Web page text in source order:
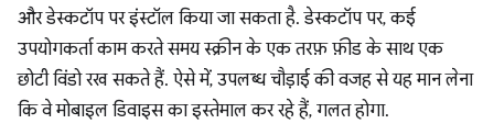
और डेस्कटॉप पर इंस्टॉल किया जा सकता है. डेस्कटॉप पर, कई
उपयोगकर्ता काम करते समय स्क्रीन के एक तरफ़ फ़ीड के साथ एक
छोटी विंडो रख सकते हैं. ऐसे में, उपलब्ध चौड़ाई की वजह से यह मान लेना
कि वे मोबाइल डिवाइस का इस्तेमाल कर रहे हैं, गलत होगा.